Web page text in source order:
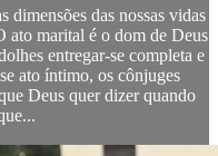
dimensões das nossas vidas
marital é o dom de Deus
entregar-se completa e
ato íntimo, os cônjuges
Deus quer dizer quando